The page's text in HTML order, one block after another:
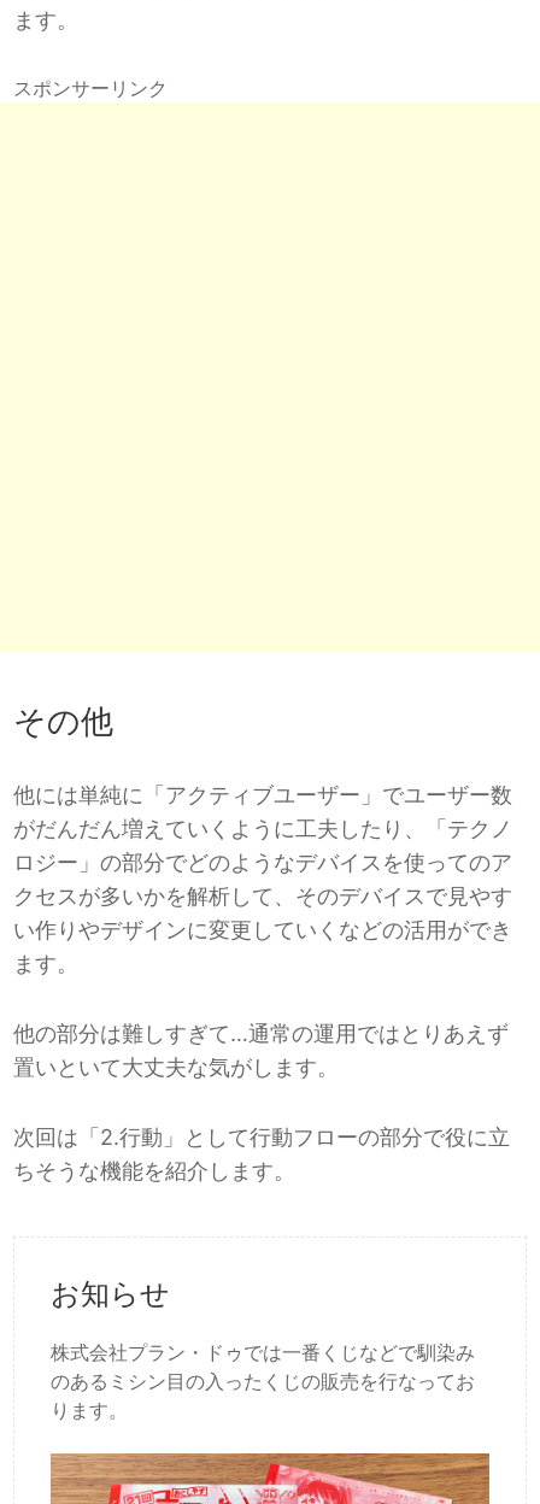
ます。
スポンサーリンク
その他
他には単純に「アクティブユーザー」でユーザー数
がだんだん増えていくように工夫したり、「テクノ
ロジー」の部分でどのようなデバイスを使ってのア
クセスが多いかを解析して、そのデバイスで見やす
い作りやデザインに変更していくなどの活用ができ
ます。
他の部分は難しすぎて…通常の運用ではとりあえず
置いといて大丈夫な気がします。
次回は「2.行動」として行動フローの部分で役に立
ちそうな機能を紹介します。
お知らせ
株式会社プラン・ドゥでは一番くじなどで馴染み
のあるミシン目の入ったくじの販売を行なってお
ります。